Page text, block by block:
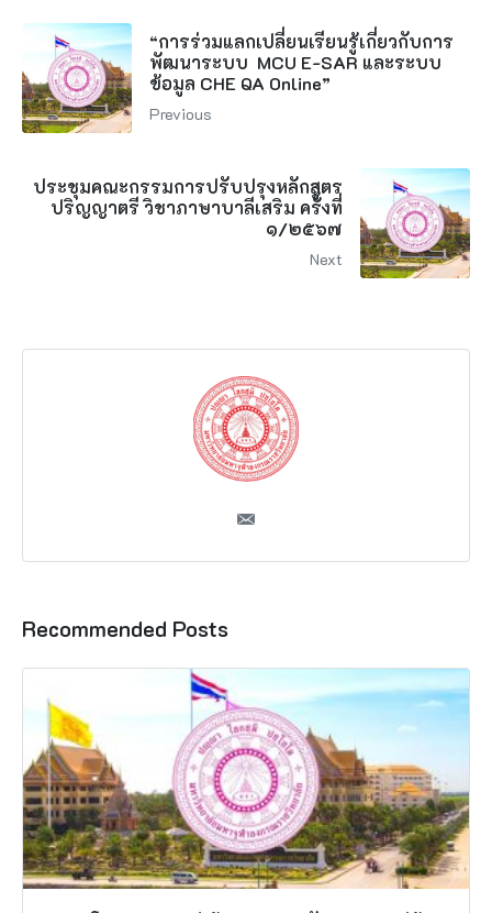
“การร่วมแลกเปลี่ยนเรียนรู้เกี่ยวกับการ
พัฒนาระบบ MCU E-SAR และระบบ
ข้อมูล CHE QA Online”
Previous
ประชุมคณะกรรมการปรับปรุงหลักสูตร
ปริญญาตรี วิชาภาษาบาลีเสริม ครั้งที่
๑/๒๕๖๗
Next
Recommended Posts